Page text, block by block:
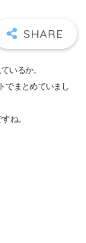
いるか。
でまとめていまし
ね。